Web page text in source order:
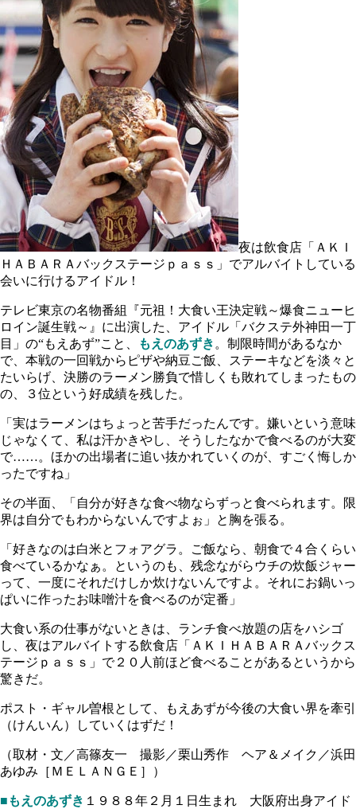
夜は飲食店「ＡＫＩ
ＨＡＢＡＲＡバックステージｐａｓｓ」でアルバイトしている
会いに行けるアイドル！
テレビ東京の名物番組『元祖！大食い王決定戦～爆食ニューヒ
ロイン誕生戦～』に出演した、アイドル「バクステ外神田一丁
目」の“もえあず”こと、
もえのあずき 。制限時間があるなか
で、本戦の一回戦からピザや納豆ご飯、ステーキなどを淡々と
たいらげ、決勝のラーメン勝負で惜しくも敗れてしまったもの
の、３位という好成績を残した。
「実はラーメンはちょっと苦手だったんです。嫌いという意味
じゃなくて、私は汗かきやし、そうしたなかで食べるのが大変
で……。ほかの出場者に追い抜かれていくのが、すごく悔しか
ったですね」
その半面、「自分が好きな食べ物ならずっと食べられます。限
界は自分でもわからないんですよぉ」と胸を張る。
「好きなのは白米とフォアグラ。ご飯なら、朝食で４合くらい
食べているかなぁ。というのも、残念ながらウチの炊飯ジャー
って、一度にそれだけしか炊けないんですよ。それにお鍋いっ
ぱいに作ったお味噌汁を食べるのが定番」
大食い系の仕事がないときは、ランチ食べ放題の店をハシゴ
し、夜はアルバイトする飲食店「ＡＫＩＨＡＢＡＲＡバックス
テージｐａｓｓ」で２０人前ほど食べることがあるというから
驚きだ。
ポスト・ギャル曽根として、もえあずが今後の大食い界を牽引
（けんいん）していくはずだ！
（取材・文／高篠友一 撮影／栗山秀作 ヘア＆メイク／浜田
あゆみ［ＭＥＬＡＮＧＥ］）
■もえのあずき １９８８年２月１日生まれ 大阪府出身アイド